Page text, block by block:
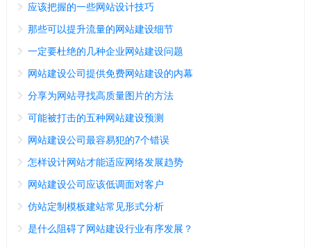
应该把握的一些网站设计技巧
那些可以提升流量的网站建设细节
一定要杜绝的几种企业网站建设问题
网站建设公司提供免费网站建设的内幕
分享为网站寻找高质量图片的方法
可能被打击的五种网站建设预测
网站建设公司最容易犯的7个错误
怎样设计网站才能适应网络发展趋势
网站建设公司应该低调面对客户
仿站定制模板建站常见形式分析
是什么阻碍了网站建设行业有序发展？